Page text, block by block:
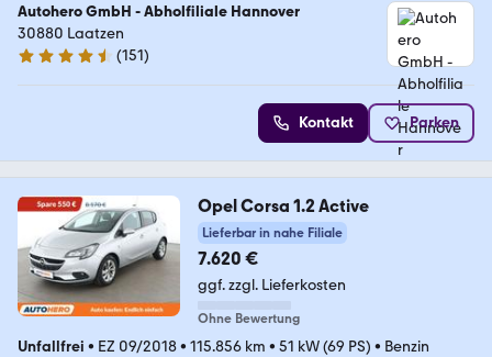
Autohero GmbH - Abholfiliale Hannover
30880 Laatzen
4.7 Sterne
(151)
Kontakt Parken
Opel Corsa 1.2 Active
Lieferbar in nahe Filiale
7.620 €
ggf. zzgl. Lieferkosten
Ohne Bewertung
Unfallfrei • EZ 09/2018• 115.856 km • 51 kW (69 PS) • Benzin